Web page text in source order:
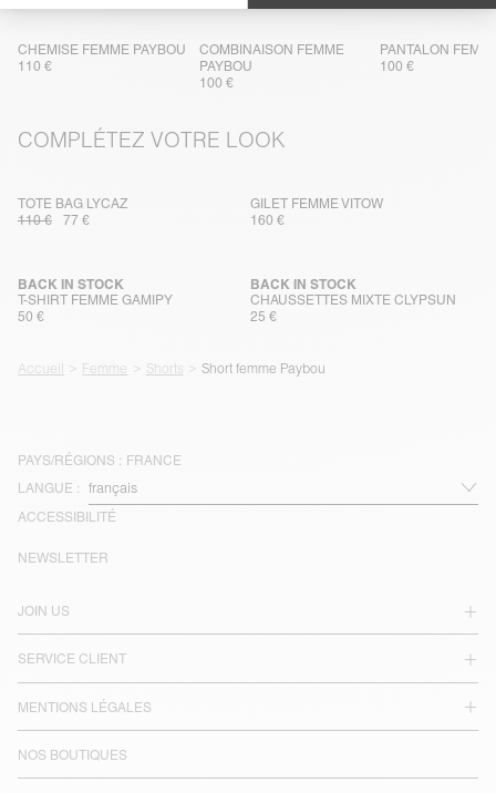
CHEMISE FEMME PAYBOU
110 €
COMBINAISON FEMME
PAYBOU
100 €
PANTALON
100 €
COMPLÉTEZ VOTRE LOOK
TOTE BAG LYCAZ
110 €
77 €
GILET FEMME VITOW
160 €
T-SHIRT FEMME GAMIPY
BACK IN STOCK
50 €
CHAUSSETTES MIXTE CLYPSUN
BACK IN STOCK
25 €
Accueil Femme Shorts Short femme Paybou
PAYS/RÉGIONS : FRANCE
LANGUE :
ACCESSIBILITÉ
JOIN US
SERVICE CLIENT
MENTIONS LÉGALES
NOS BOUTIQUES
NEWSLETTER